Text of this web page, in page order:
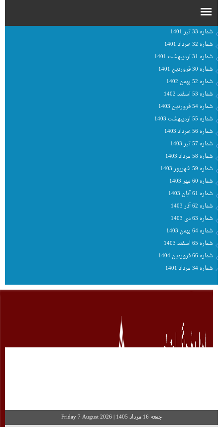
شماره 33 تیر 1401
شماره 32 خرداد 1401
شماره 31 اردیبهشت 1401
شماره 30 فروردین 1401
شماره 52 بهمن 1402
شماره 53 اسفند 1402
شماره 54 فروردین 1403
شماره 55 اردیبهشت 1403
شماره 56 خرداد 1403
شماره 57 تیر 1403
شماره 58 مرداد 1403
شماره 59 شهریور 1403
شماره 60 مهر 1403
شماره 61 آبان 1403
شماره 62 آذر 1403
شماره 63 دی 1403
شماره 64 بهمن 1403
شماره 65 اسفند 1403
شماره 66 فروردین 1404
شماره 34 مرداد 1401
جمعه 16 مرداد 1405 |
Friday 7 August 2026